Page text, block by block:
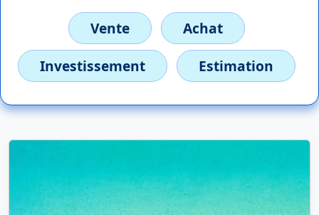
Vente
Achat
Investissement
Estimation